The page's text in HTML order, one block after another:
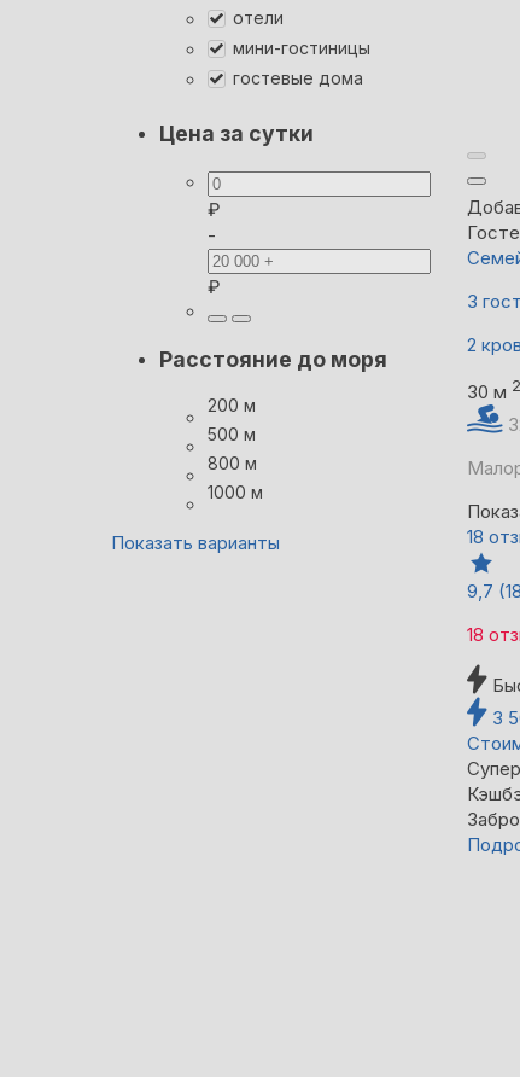
отели
мини-гостиницы
гостевые дома
Цена за сутки
₽
-
₽
Расстояние до моря
200 м
500 м
800 м
1000 м
Показать варианты
3
2
30 м 2
18
9,7
18
3